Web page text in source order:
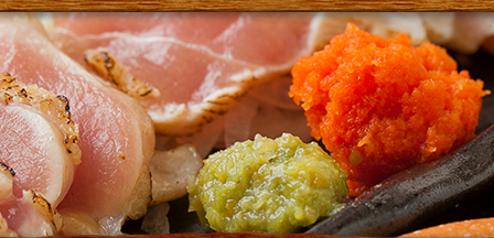
さけともまるひげブログ
大阪・庄内にある居酒屋「さけともま
るひげ」の店主が主に日本酒のン入荷
やお店のお知らせを発信するブログで
す！